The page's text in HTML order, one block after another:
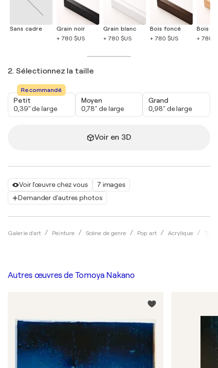
Voir l'œuvre chez vous
7 images
Demander d'autres photos
Galerie d'art Peinture Scène de genre Pop art Acrylique
Sans cadre
Grain noir
+ 780 $US
Grain blanc
+ 780 $US
Bois foncé
+ 780 $US
Bois
+ 780
2. Sélectionnez la taille
Recommandé
Petit
0,39" de large
Moyen
0,78" de large
Grand
0,98" de large
Voir en 3D
Autres œuvres de Tomoya Nakano